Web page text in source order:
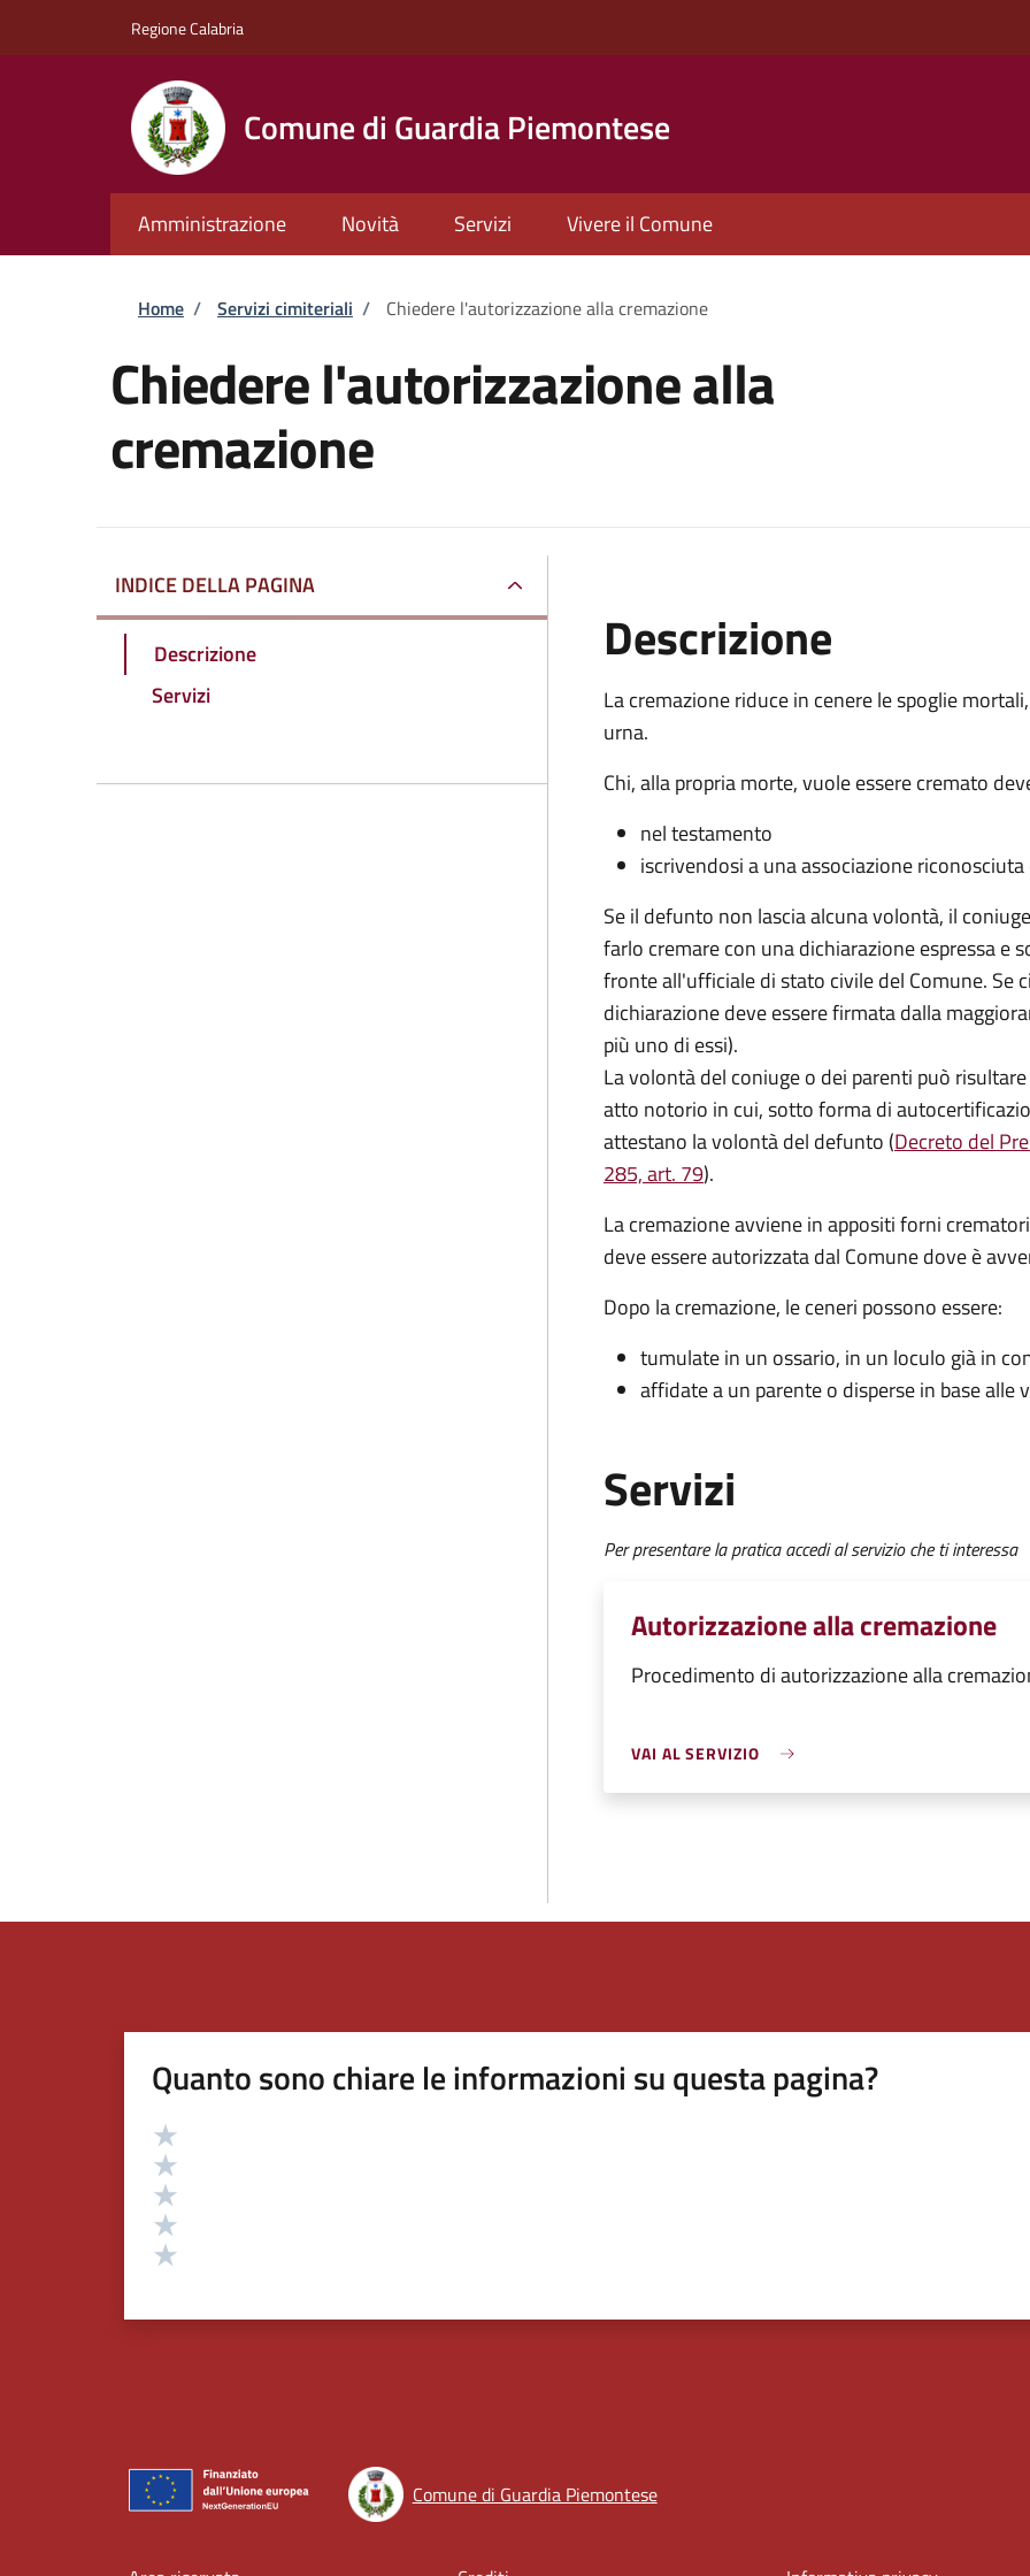
Regione Calabria
Comune di Guardia Piemontese
Amministrazione Novità Servizi Vivere il Comune
Briciole di pane
Home / Servizi cimiteriali / Chiedere l'autorizzazione alla cremazione
Chiedere l'autorizzazione alla
cremazione
INDICE DELLA PAGINA
Descrizione
Servizi
Descrizione
La cremazione riduce in cenere le spoglie
urna.
Chi, alla propria morte, vuole essere cremato
nel testamento
iscrivendosi a una associazione
Se il defunto non lascia alcuna volontà, il
farlo cremare con una dichiarazione espressa e
fronte all'ufficiale di stato civile del Comune. Se
dichiarazione deve essere firmata dalla
più uno di essi).
La volontà del coniuge o dei parenti può
atto notorio in cui, sotto forma di
attestano la volontà del defunto (Decreto del
285, art. 79).
La cremazione avviene in appositi forni
deve essere autorizzata dal Comune dove è
Dopo la cremazione, le ceneri possono essere:
tumulate in un ossario, in un loculo già in
affidate a un parente o disperse in base alle
Servizi
Per presentare la pratica accedi al servizio che ti interessa
Autorizzazione alla cremazione
Procedimento di autorizzazione alla
VAI AL SERVIZIO
Quanto sono chiare le informazioni su questa pagina?
Valutazione
Comune di Guardia Piemontese